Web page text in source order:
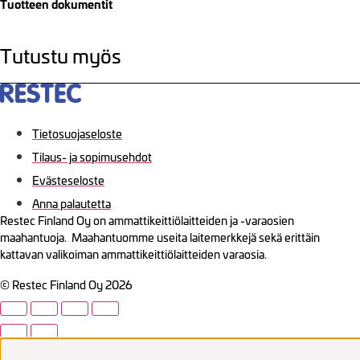
Tuotteen dokumentit
Tutustu myös
Tietosuojaseloste
Tilaus- ja sopimusehdot
Evästeseloste
Anna palautetta
Restec Finland Oy on ammattikeittiölaitteiden ja -varaosien
maahantuoja. Maahantuomme useita laitemerkkejä sekä erittäin
kattavan valikoiman ammattikeittiölaitteiden varaosia.
© Restec Finland Oy 2026